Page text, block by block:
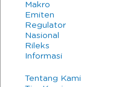
Makro
Emiten
Regulator
Nasional
Rileks
Informasi
Tentang Kami